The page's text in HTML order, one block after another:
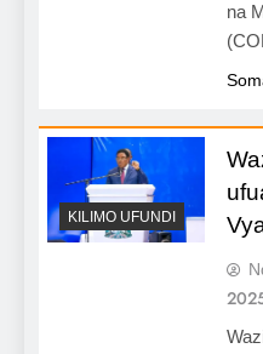
na
KILIMO UFUNDI